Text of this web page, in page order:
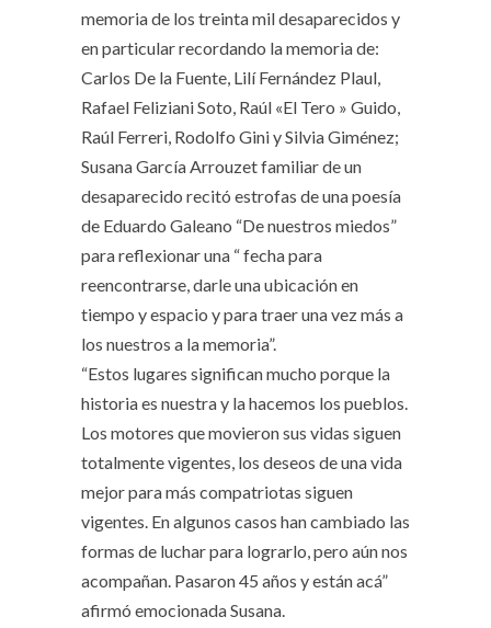
memoria de los treinta mil desaparecidos y
en particular recordando la memoria de:
Carlos De la Fuente, Lilí Fernández Plaul,
Rafael Feliziani Soto, Raúl «El Tero » Guido,
Raúl Ferreri, Rodolfo Gini y Silvia Giménez;
Susana García Arrouzet familiar de un
desaparecido recitó estrofas de una poesía
de Eduardo Galeano “De nuestros miedos”
para reflexionar una “ fecha para
reencontrarse, darle una ubicación en
tiempo y espacio y para traer una vez más a
los nuestros a la memoria”.
“Estos lugares significan mucho porque la
historia es nuestra y la hacemos los pueblos.
Los motores que movieron sus vidas siguen
totalmente vigentes, los deseos de una vida
mejor para más compatriotas siguen
vigentes. En algunos casos han cambiado las
formas de luchar para lograrlo, pero aún nos
acompañan. Pasaron 45 años y están acá”
afirmó emocionada Susana.